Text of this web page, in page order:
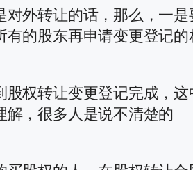
外转让的话，那么，一
的股东再申请变更登记
权转让变更登记完成，
解，很多人是说不清楚的